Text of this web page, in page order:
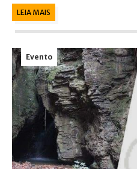
LEIA MAIS
Evento